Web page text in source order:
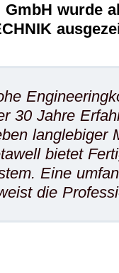
GmbH wurde
30 Jahre
langlebiger
bietet
Eine
die